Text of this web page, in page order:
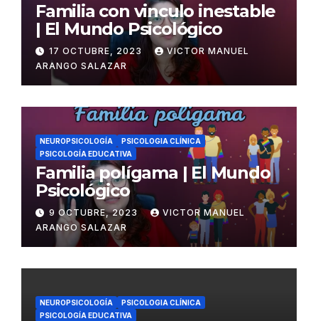
Familia con vinculo inestable
| El Mundo Psicológico
17 OCTUBRE, 2023
VICTOR MANUEL
ARANGO SALAZAR
NEUROPSICOLOGÍA
PSICOLOGIA CLÍNICA
PSICOLOGÍA EDUCATIVA
Familia polígama | El Mundo
Psicológico
9 OCTUBRE, 2023
VICTOR MANUEL
ARANGO SALAZAR
NEUROPSICOLOGÍA
PSICOLOGIA CLÍNICA
PSICOLOGÍA EDUCATIVA